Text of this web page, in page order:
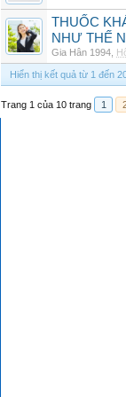
THUỐC
NHƯ THẾ
Gia Hân 1994
Hiển thị kết quả từ 1 đến
Trang 1 của 10 trang 1